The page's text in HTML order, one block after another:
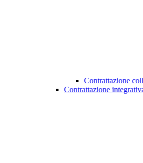
Contrattazione
Contrattazione